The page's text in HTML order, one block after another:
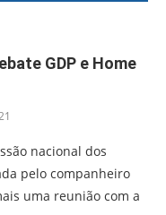
GDP e Home
nacional dos
pelo companheiro
uma reunião com a